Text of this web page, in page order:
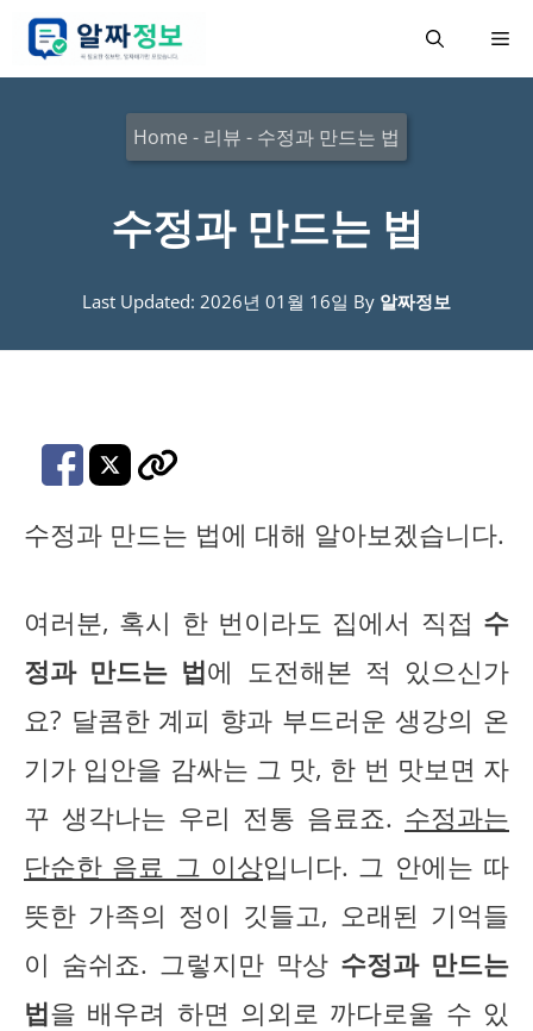
메
Home - 리뷰 - 수정과 만드는 법
수정과 만드는 법
Last Updated: 2026년 01월 16일 By 알짜정보
수정과 만드는 법에 대해 알아보겠습니다.
여러분, 혹시 한 번이라도 집에서 직접 수
정과 만드는 법에 도전해본 적 있으신가
요? 달콤한 계피 향과 부드러운 생강의 온
기가 입안을 감싸는 그 맛, 한 번 맛보면 자
꾸 생각나는 우리 전통 음료죠. 수정과는
단순한 음료 그 이상입니다. 그 안에는 따
뜻한 가족의 정이 깃들고, 오래된 기억들
이 숨쉬죠. 그렇지만 막상 수정과 만드는
법을 배우려 하면 의외로 까다로울 수 있